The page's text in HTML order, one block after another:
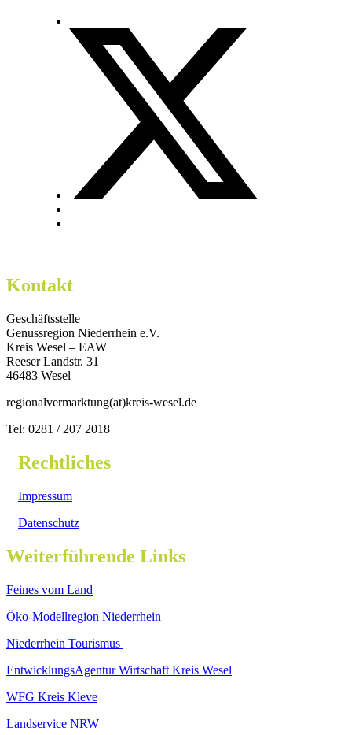
Kontakt
Geschäftsstelle
Genussregion Niederrhein e.V.
Kreis Wesel – EAW
Reeser Landstr. 31
46483 Wesel
regionalvermarktung(at)kreis-wesel.de
Tel: 0281 / 207 2018
Rechtliches
Impressum
Datenschutz
Weiterführende Links
Feines vom Land
Öko-Modellregion Niederrhein
Niederrhein Tourismus
EntwicklungsAgentur Wirtschaft Kreis Wesel
WFG Kreis Kleve
Landservice NRW